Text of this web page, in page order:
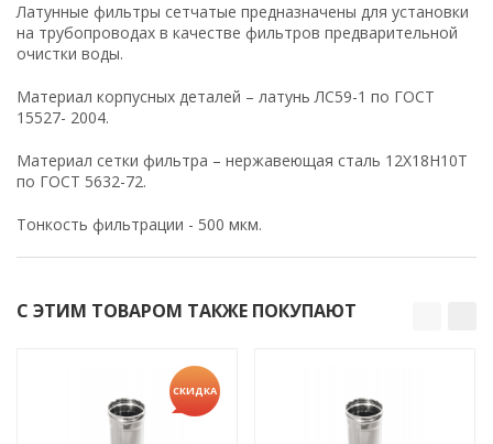
Латунные фильтры сетчатые предназначены для установки
на трубопроводах в качестве фильтров предварительной
очистки воды.
Материал корпусных деталей – латунь ЛС59-1 по ГОСТ
15527- 2004.
Материал сетки фильтра – нержавеющая сталь 12Х18Н10Т
по ГОСТ 5632-72.
Тонкость фильтрации - 500 мкм.
С ЭТИМ ТОВАРОМ ТАКЖЕ ПОКУПАЮТ
СКИДКА